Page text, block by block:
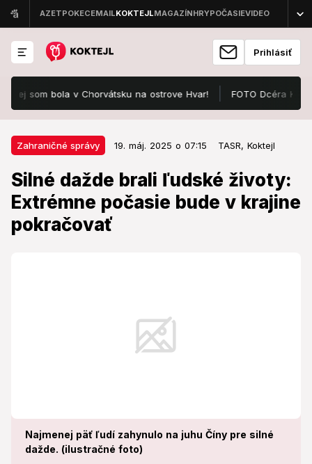
Prihlásiť
bola v Chorvátsku na ostrove Hvar! FOTO Dcéra Karla
Zahraničné správy 19. máj. 2025 o 07:15 TASR, Koktejl
Silné dažde brali ľudské životy:
Extrémne počasie bude v krajine
pokračovať
Najmenej päť ľudí zahynulo na juhu Číny pre silné
dažde. (ilustračné foto)
Zahraničné správy 19. máj. 2025 o 07:15
Silné dažde brali ľudské životy:
Extrémne počasie bude v krajine
pokračovať